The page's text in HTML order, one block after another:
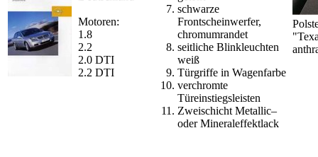
Motoren:
1.8
2.2
2.0 DTI
2.2 DTI
schwarze
Frontscheinwerfer,
chromumrandet
seitliche Blinkleuchten
weiß
Türgriffe in Wagenfarbe
verchromte
Türeinstiegsleisten
Zweischicht Metallic–
oder Mineraleffektlack